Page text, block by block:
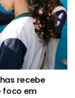
recebe
foco em